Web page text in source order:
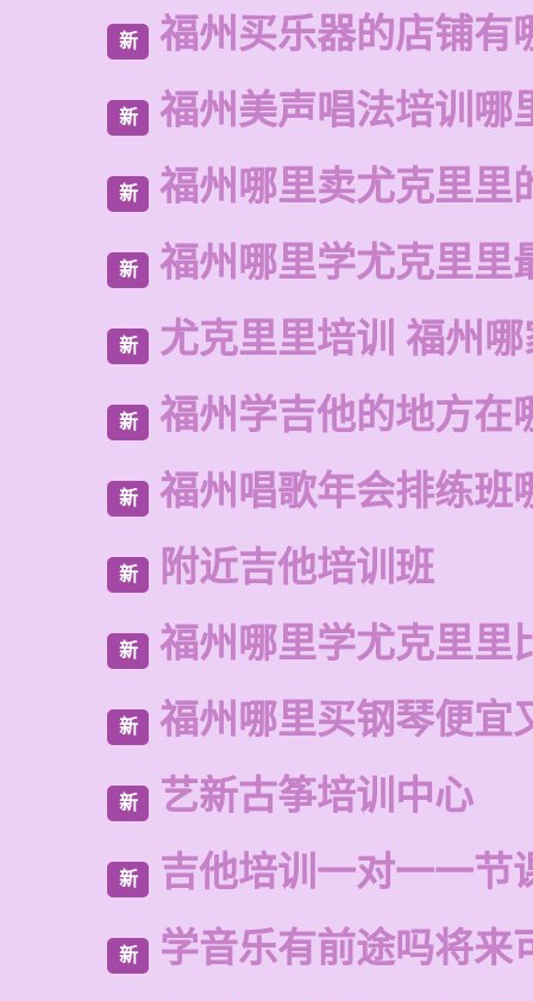
新 福州买乐器的店铺有
新 福州美声唱法培训哪
新 福州哪里卖尤克里里
新 福州哪里学尤克里里
新 尤克里里培训 福州
新 福州学吉他的地方在
新 福州唱歌年会排练班
新 附近吉他培训班
新 福州哪里学尤克里里
新 福州哪里买钢琴便宜
新 艺新古筝培训中心
新 吉他培训一对一一节
新 学音乐有前途吗将来